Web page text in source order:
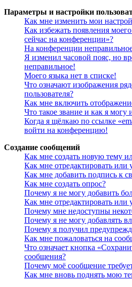
Параметры и настройки
Как мне изменить мои
Как избежать появления
сейчас на конференции»?
На конференции
Я изменил часовой пояс, но
неправильное!
Моего языка нет в списке!
Что означают изображения
пользователя?
Как мне включить
Что такое звание и как я могу
Когда я щёлкаю по ссылке
войти на конференцию!
Создание сообщений
Как мне создать новую тему
Как мне отредактировать или
Как мне добавить подпись к
Как мне создать опрос?
Почему я не могу добавить
Как мне отредактировать или
Почему мне недоступны
Почему я не могу добавлять
Почему я получил
Как мне пожаловаться на
Что означает кнопка
сообщения?
Почему моё сообщение
Как мне вновь поднять мою